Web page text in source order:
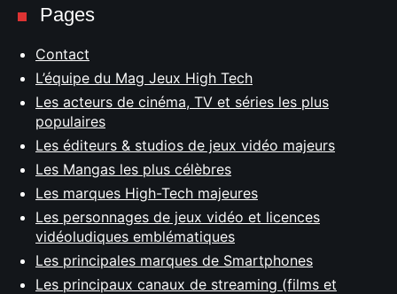
Pages
Contact
L’équipe du Mag Jeux High Tech
Les acteurs de cinéma, TV et séries les plus
populaires
Les éditeurs & studios de jeux vidéo majeurs
Les Mangas les plus célèbres
Les marques High-Tech majeures
Les personnages de jeux vidéo et licences
vidéoludiques emblématiques
Les principales marques de Smartphones
Les principaux canaux de streaming (films et